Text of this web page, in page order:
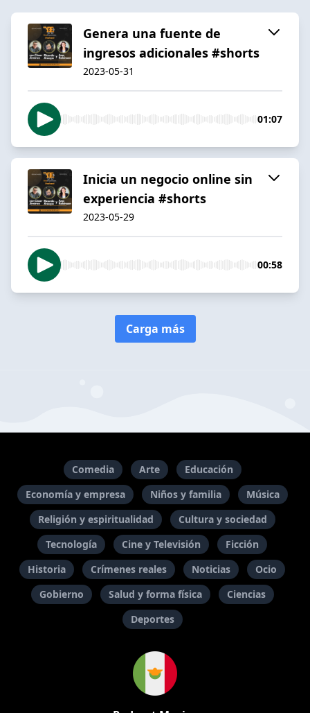
Genera una fuente de
ingresos adicionales #shorts
2023-05-31
01:07
Inicia un negocio online sin
experiencia #shorts
2023-05-29
00:58
Carga más
Comedia Arte
Educación
Economía y empresa
Niños y familia
Música
Religión y espiritualidad
Cultura y sociedad
Tecnología
Cine y Televisión
Ficción
Historia
Crímenes reales Noticias
Ocio
Gobierno
Salud y forma física
Ciencias
Deportes